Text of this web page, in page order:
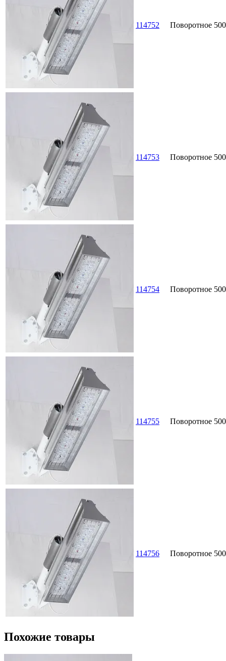
114752 Поворотное
114753 Поворотное
114754 Поворотное
114755 Поворотное
114756 Поворотное
Похожие товары